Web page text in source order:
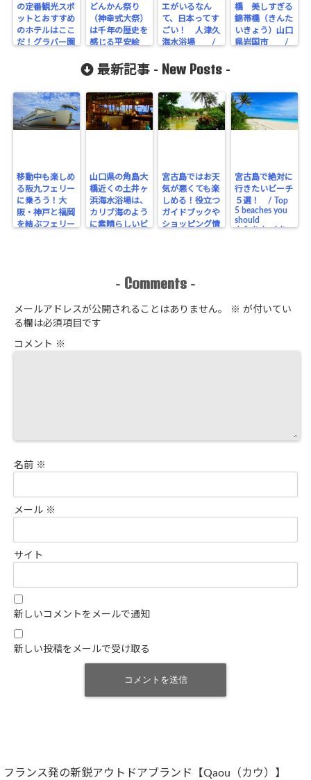
の定番観光スポ
ットとおすすめ
のホテルはここ
だ！グラバー園
sightseeing spot
&
recommended
hotel in
Nagasaki
Gloverhill
どんかん祭り
（神幸式大祭）
は千年の歴史を
感じる平安絵
Donkan Matsuri
(Jinkoushiki
Dazaifu
Tenmangu, The
festival that
feels 1000 years
of history like a
エがいるなん
て、日本ってす
ごい！ 人津久
海水浴場 /
Japanese
nature!
beach in
Nagasaki
橋 美しすぎる
錦帯橋（きんた
いきょう）山口
県岩国市 /
Iwakuni-city in
Yamaguchi
最新記事 - New Posts -
移動中も楽しめ
る阪九フェリー
に乗ろう！大
阪・神戸と福岡
を結ぶフェリー
connects
Osaka/Kobe
and Fukuoka
山口県の角島大
橋近くの土井ヶ
浜海水浴場は、
カリブ海のよう
に素晴らしいビ
Yamaguchi is a
beach just like
in Caribbean!
宮古島ではお天
気が悪くても楽
しめる！役立つ
ガイドブックや
ショッピング情
even if the
weather is bad!
guidebooks &
Shopping
宮古島で絶対に
行きたいビーチ
５選！ / Top
5 beaches you
should
definitely visit
- Comments -
メールアドレスが公開されることはありません。 ※ が付いてい
る欄は必須項目です
コメント ※
名前 ※
メール ※
サイト
新しいコメントをメールで通知
新しい投稿をメールで受け取る
フランス発の新鋭アウトドアブランド【Qaou（カウ）】